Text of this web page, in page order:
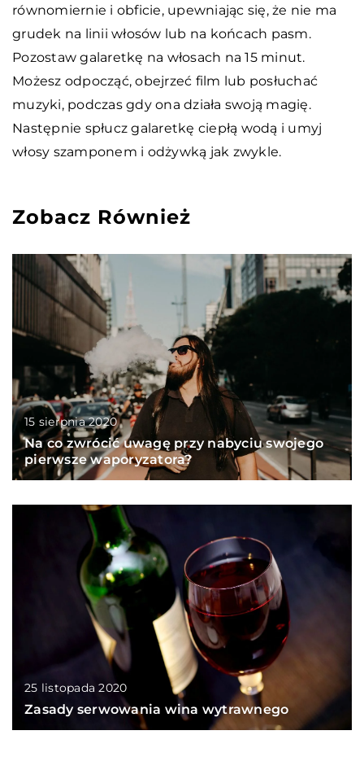
równomiernie i obficie, upewniając się, że nie ma
grudek na linii włosów lub na końcach pasm.
Pozostaw galaretkę na włosach na 15 minut.
Możesz odpocząć, obejrzeć film lub posłuchać
muzyki, podczas gdy ona działa swoją magię.
Następnie spłucz galaretkę ciepłą wodą i umyj
włosy szamponem i odżywką jak zwykle.
Zobacz Również
15 sierpnia 2020
Na co zwrócić uwagę przy nabyciu swojego
pierwsze waporyzatora?
25 listopada 2020
Zasady serwowania wina wytrawnego